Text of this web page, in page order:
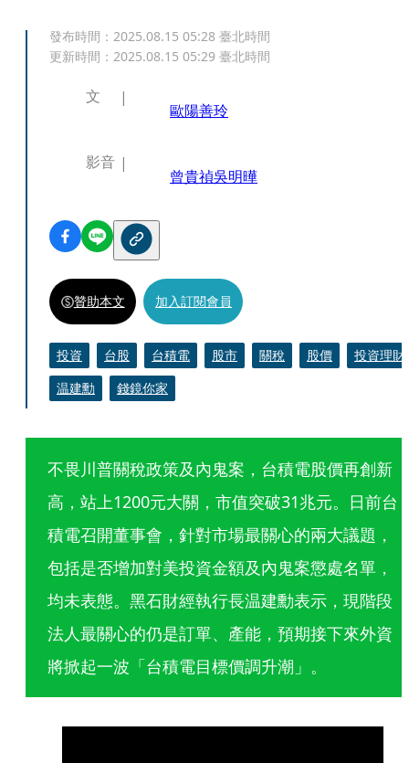
發布時間： 2025.08.15 05:28 臺北時間
更新時間： 2025.08.15 05:29 臺北時間
文
歐陽善玲
影音
曾貴禎吳明曄
贊助本文 加入訂閱會員
投資 台股 台積電 股市 關稅 股價
投資理財
温建勳
錢鏡你家
不畏川普關稅政策及內鬼案，台積電股價再創新
高，站上1200元大關，市值突破31兆元。日前台
積電召開董事會，針對市場最關心的兩大議題，
包括是否增加對美投資金額及內鬼案懲處名單，
均未表態。黑石財經執行長温建勳表示，現階段
法人最關心的仍是訂單、產能，預期接下來外資
將掀起一波「台積電目標價調升潮」。